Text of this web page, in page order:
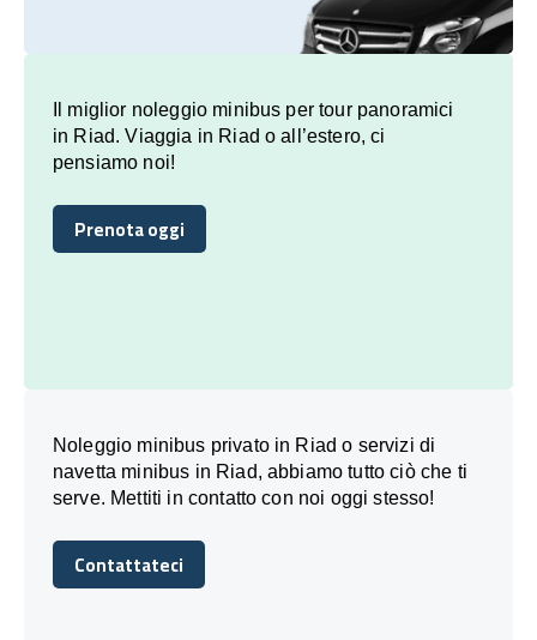
Il miglior noleggio minibus per tour panoramici
in Riad. Viaggia in Riad o all’estero, ci
pensiamo noi!
Prenota oggi
Prenota oggi
Noleggio minibus privato in Riad o servizi di
navetta minibus in Riad, abbiamo tutto ciò che ti
serve. Mettiti in contatto con noi oggi stesso!
Contattateci
Contattateci